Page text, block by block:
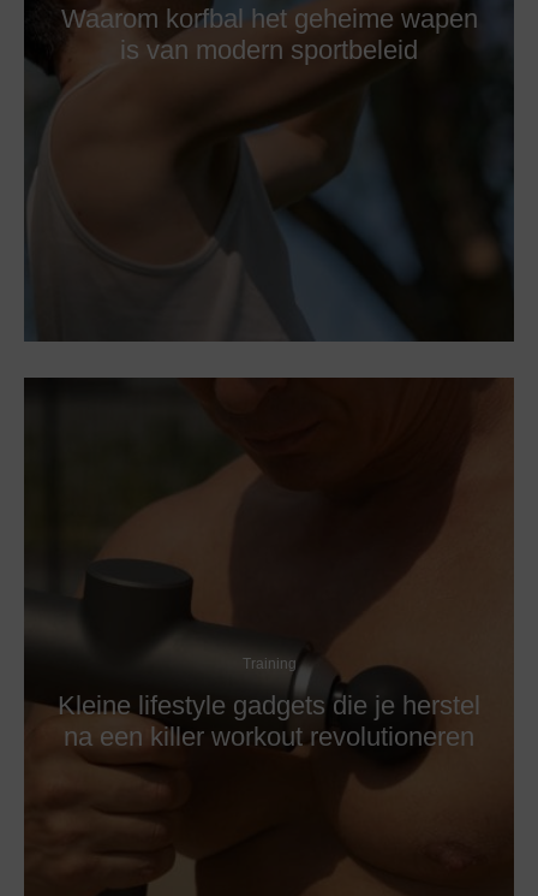
Waarom korfbal het geheime wapen
is van modern sportbeleid
Training
Kleine lifestyle gadgets die je herstel
na een killer workout revolutioneren